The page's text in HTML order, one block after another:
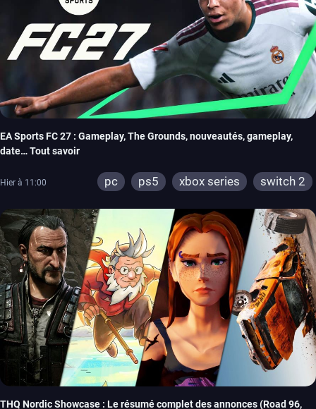
EA Sports FC 27 : Gameplay, The Grounds, nouveautés, gameplay,
date… Tout savoir
Hier à 11:00 pc ps5 xbox series switch 2
THQ Nordic Showcase : Le résumé complet des annonces (Road 96,